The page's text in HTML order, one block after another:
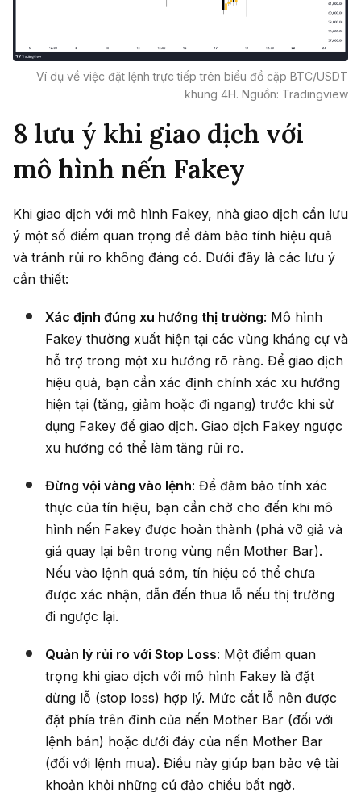
Ví dụ về việc đặt lệnh trực tiếp trên biểu đồ cặp BTC/USDT
khung 4H. Nguồn: Tradingview
8 lưu ý khi giao dịch với
mô hình nến Fakey
Khi giao dịch với mô hình Fakey, nhà giao dịch cần lưu
ý một số điểm quan trọng để đảm bảo tính hiệu quả
và tránh rủi ro không đáng có. Dưới đây là các lưu ý
cần thiết:
Xác định đúng xu hướng thị trường: Mô hình
Fakey thường xuất hiện tại các vùng kháng cự và
hỗ trợ trong một xu hướng rõ ràng. Để giao dịch
hiệu quả, bạn cần xác định chính xác xu hướng
hiện tại (tăng, giảm hoặc đi ngang) trước khi sử
dụng Fakey để giao dịch. Giao dịch Fakey ngược
xu hướng có thể làm tăng rủi ro.
Đừng vội vàng vào lệnh: Để đảm bảo tính xác
thực của tín hiệu, bạn cần chờ cho đến khi mô
hình nến Fakey được hoàn thành (phá vỡ giả và
giá quay lại bên trong vùng nến Mother Bar).
Nếu vào lệnh quá sớm, tín hiệu có thể chưa
được xác nhận, dẫn đến thua lỗ nếu thị trường
đi ngược lại.
Quản lý rủi ro với Stop Loss: Một điểm quan
trọng khi giao dịch với mô hình Fakey là đặt
dừng lỗ (stop loss) hợp lý. Mức cắt lỗ nên được
đặt phía trên đỉnh của nến Mother Bar (đối với
lệnh bán) hoặc dưới đáy của nến Mother Bar
(đối với lệnh mua). Điều này giúp bạn bảo vệ tài
khoản khỏi những cú đảo chiều bất ngờ.